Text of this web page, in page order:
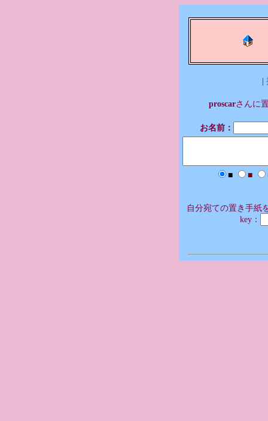
|
proscarさんに
お名前：
■ ■
自分宛ての置き手紙
key：